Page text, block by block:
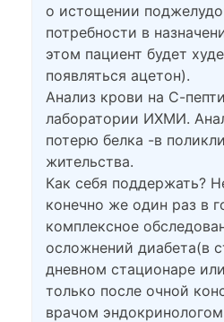
о истощении
потребности в
этом пациент будет
появляться ацетон).
Анализ крови на С-
лаборатории ИХМИ.
потерю белка -в
жительства.
Как себя поддержать?
конечно же один раз в
комплексное
осложнений диабета(в
дневном стационаре
только после очной
врачом